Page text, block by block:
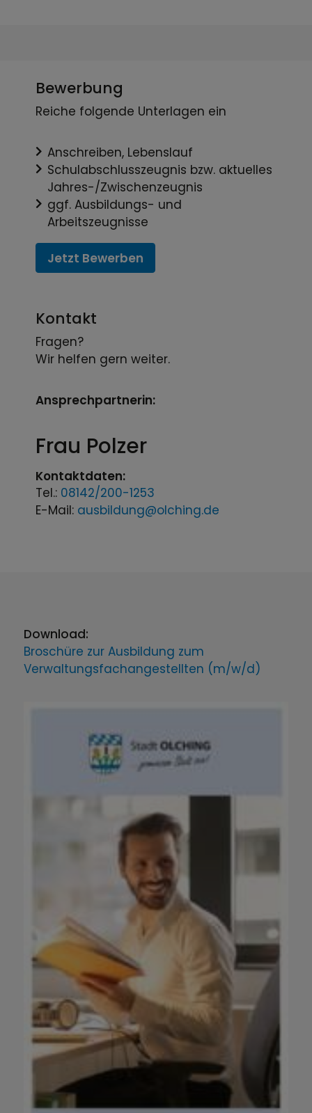
Download:
Broschüre zur Ausbildung zum
Verwaltungsfachangestellten (m/w/d)
Bewerbung
Reiche folgende Unterlagen ein
Anschreiben, Lebenslauf
Schulabschlusszeugnis bzw. aktuelles
Jahres-/Zwischenzeugnis
ggf. Ausbildungs- und
Arbeitszeugnisse
Jetzt Bewerben
Kontakt
Fragen?
Wir helfen gern weiter.
Ansprechpartnerin:
Frau Polzer
Kontaktdaten:
Tel.: 08142/200-1253
E-Mail: ausbildung@olching.de